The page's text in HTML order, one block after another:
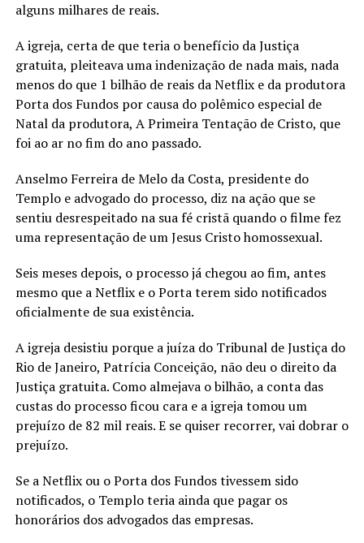
alguns milhares de reais.
A igreja, certa de que teria o benefício da Justiça
gratuita, pleiteava uma indenização de nada mais, nada
menos do que 1 bilhão de reais da Netflix e da produtora
Porta dos Fundos por causa do polêmico especial de
Natal da produtora, A Primeira Tentação de Cristo, que
foi ao ar no fim do ano passado.
Anselmo Ferreira de Melo da Costa, presidente do
Templo e advogado do processo, diz na ação que se
sentiu desrespeitado na sua fé cristã quando o filme fez
uma representação de um Jesus Cristo homossexual.
Seis meses depois, o processo já chegou ao fim, antes
mesmo que a Netflix e o Porta terem sido notificados
oficialmente de sua existência.
A igreja desistiu porque a juíza do Tribunal de Justiça do
Rio de Janeiro, Patrícia Conceição, não deu o direito da
Justiça gratuita. Como almejava o bilhão, a conta das
custas do processo ficou cara e a igreja tomou um
prejuízo de 82 mil reais. E se quiser recorrer, vai dobrar o
prejuízo.
Se a Netflix ou o Porta dos Fundos tivessem sido
notificados, o Templo teria ainda que pagar os
honorários dos advogados das empresas.